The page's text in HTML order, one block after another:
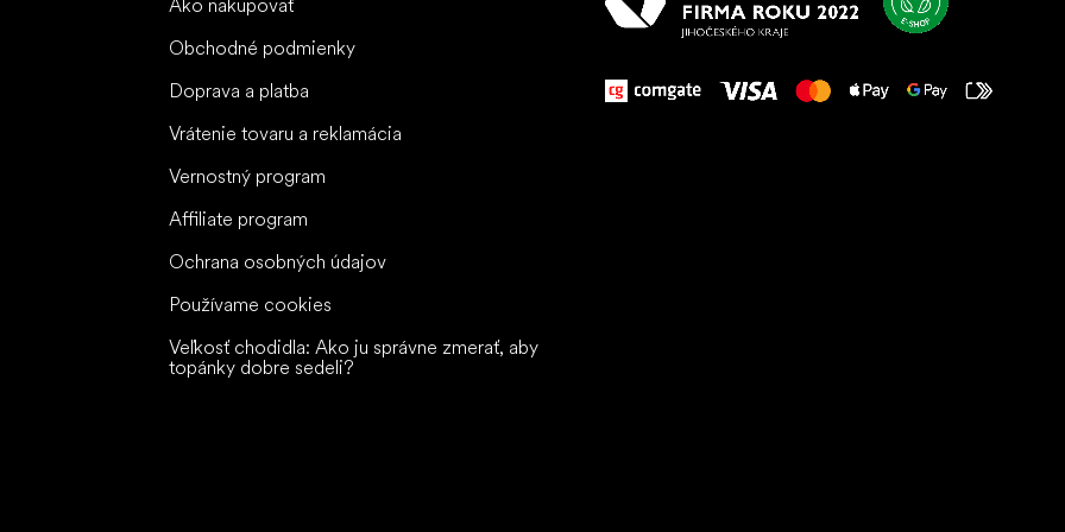
Ako nakupovať
Obchodné podmienky
Doprava a platba
Vrátenie tovaru a reklamácia
Vernostný program
Affiliate program
Ochrana osobných údajov
Používame cookies
Veľkosť chodidla: Ako ju správne zmerať, aby
topánky dobre sedeli?